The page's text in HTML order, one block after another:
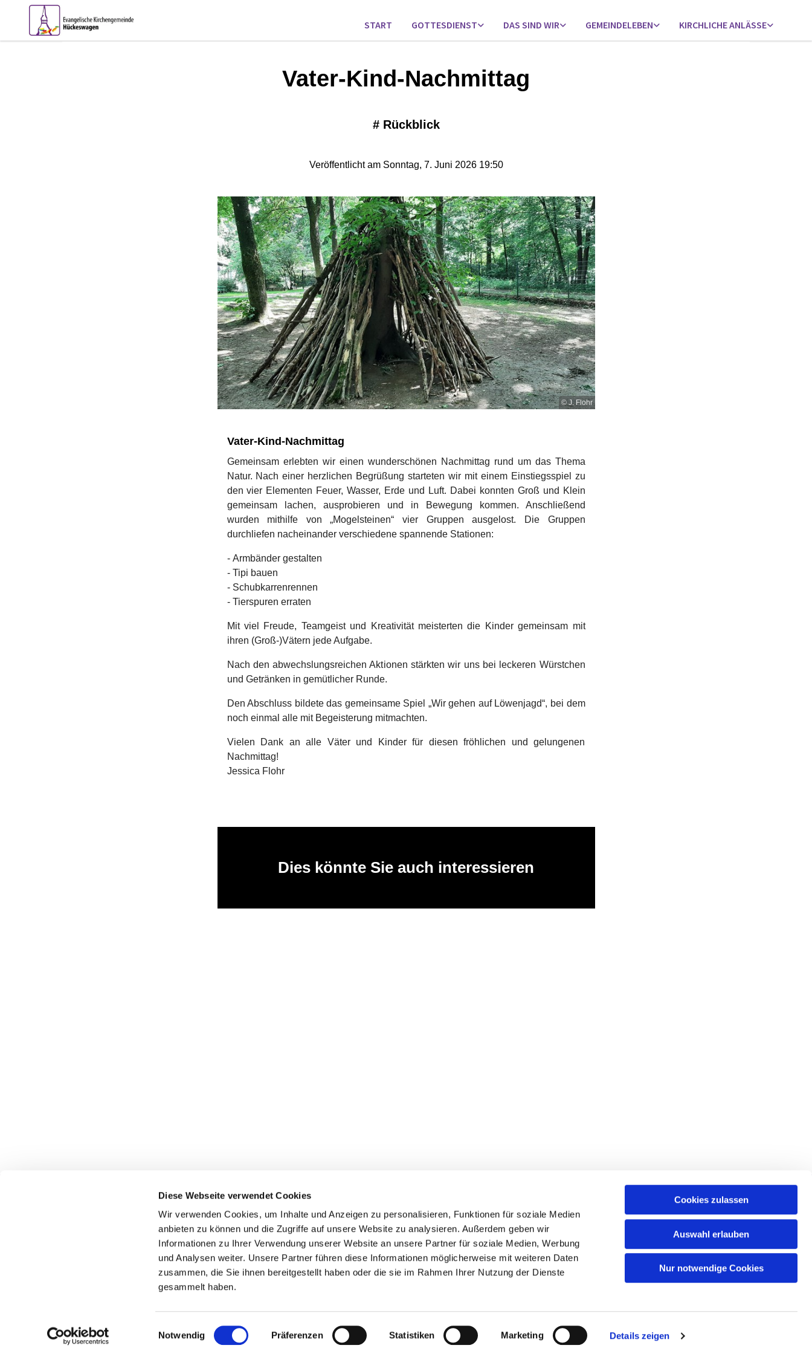
Diese Webseite verwendet Cookies
Wir verwenden Cookies, um Inhalte und Anzeigen zu personalisieren, Funktionen für soziale Medien
anbieten zu können und die Zugriffe auf unsere Website zu analysieren. Außerdem geben wir
Informationen zu Ihrer Verwendung unserer Website an unsere Partner für soziale Medien, Werbung
und Analysen weiter. Unsere Partner führen diese Informationen möglicherweise mit weiteren Daten
zusammen, die Sie ihnen bereitgestellt haben oder die sie im Rahmen Ihrer Nutzung der Dienste
gesammelt haben.
i
Notwendig Präferenzen Statistiken Marketing Details zeigen
Cookies zulassen
Auswahl erlauben
Nur notwendige Cookies
START GOTTESDIENST DAS SIND WIR GEMEINDELEBEN KIRCHLICHE ANLÄSSE
Vater-Kind-Nachmittag
# Rückblick
Veröffentlicht am Sonntag, 7. Juni 2026 19:50
© J. Flohr
Vater-Kind-Nachmittag
Gemeinsam erlebten wir einen wunderschönen Nachmittag rund um das Thema
Natur. Nach einer herzlichen Begrüßung starteten wir mit einem Einstiegsspiel zu
den vier Elementen Feuer, Wasser, Erde und Luft. Dabei konnten Groß und Klein
gemeinsam lachen, ausprobieren und in Bewegung kommen. Anschließend
wurden mithilfe von „Mogelsteinen“ vier Gruppen ausgelost. Die Gruppen
durchliefen nacheinander verschiedene spannende Stationen:
- Armbänder gestalten
- Tipi bauen
- Schubkarrenrennen
- Tierspuren erraten
Mit viel Freude, Teamgeist und Kreativität meisterten die Kinder gemeinsam mit
ihren (Groß-)Vätern jede Aufgabe.
Nach den abwechslungsreichen Aktionen stärkten wir uns bei leckeren Würstchen
und Getränken in gemütlicher Runde.
Den Abschluss bildete das gemeinsame Spiel „Wir gehen auf Löwenjagd“, bei dem
noch einmal alle mit Begeisterung mitmachten.
Vielen Dank an alle Väter und Kinder für diesen fröhlichen und gelungenen
Nachmittag!
Jessica Flohr
Dies könnte Sie auch interessieren
Ev. Kirchengemeinde Hückeswagen
Lindenbergstraße 10 | 42499 Hückeswagen
02192-4366 | hueckeswagen@ekir.de
Kontakt Cookie-Richtlinie Impressum